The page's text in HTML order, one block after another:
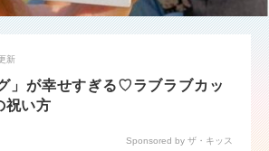
新
」が幸せすぎる♡ラブラブカッ
祝い方
Sponsored by ザ・キッス